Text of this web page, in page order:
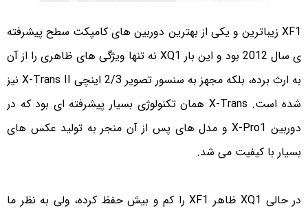
XF1 زیباترین و یکی از بهترین دوربین های کامپکت سطح پیشرفته
ی سال 2012 بود و این بار XQ1 نه تنها ویژگی های ظاهری را از آن
به ارث برده، بلکه مجهز به سنسور تصویر 2/3 اینچی X-Trans II نیز
شده است. X-Trans همان تکنولوژی بسیار پیشرفته ای بود که در
دوربین X-Pro1 و مدل های پس از آن منجر به تولید عکس های
بسیار با کیفیت می شد.
در حالی XQ1 ظاهر XF1 را کم و بیش حفظ کرده، ولی به نظر ما